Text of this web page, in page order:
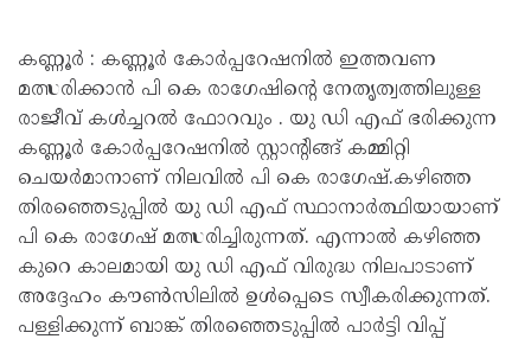
കണ്ണൂർ : കണ്ണൂർ കോർപ്പറേഷനിൽ ഇത്തവണ
മത്സരിക്കാൻ പി കെ രാഗേഷിന്റെ നേതൃത്വത്തിലുള്ള
രാജീവ് കൾച്ചറൽ ഫോറവും . യു ഡി എഫ് ഭരിക്കുന്ന
കണ്ണൂർ കോർപ്പറേഷനിൽ സ്റ്റാന്റിങ്ങ് കമ്മിറ്റി
ചെയർമാനാണ് നിലവിൽ പി കെ രാഗേഷ്.കഴിഞ്ഞ
തിരഞ്ഞെടുപ്പിൽ യു ഡി എഫ് സ്ഥാനാർത്ഥിയായാണ്
പി കെ രാഗേഷ് മത്സരിച്ചിരുന്നത്. എന്നാൽ കഴിഞ്ഞ
കുറെ കാലമായി യു ഡി എഫ് വിരുദ്ധ നിലപാടാണ്
അദ്ദേഹം കൗൺസിലിൽ ഉൾപ്പെടെ സ്വീകരിക്കുന്നത്.
പള്ളിക്കുന്ന് ബാങ്ക് തിരഞ്ഞെടുപ്പിൽ പാർട്ടി വിപ്പ്